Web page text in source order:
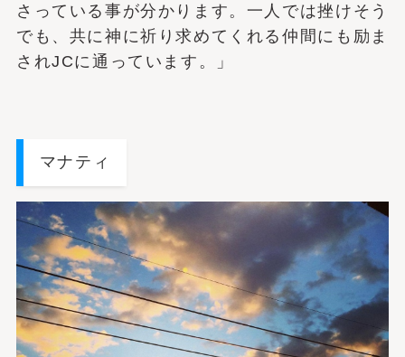
さっている事が分かります。一人では挫けそう
でも、共に神に祈り求めてくれる仲間にも励ま
されJCに通っています。」
マナティ